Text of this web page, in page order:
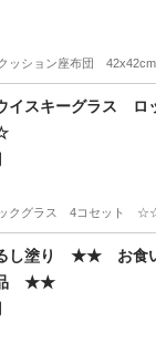
ション座布団 42x42cm
インテリア雑貨/小物
スキーグラス ロ
ラス 4コセット ☆☆ シ
食器 ロックグラス
し塗り ★★ お食
★★